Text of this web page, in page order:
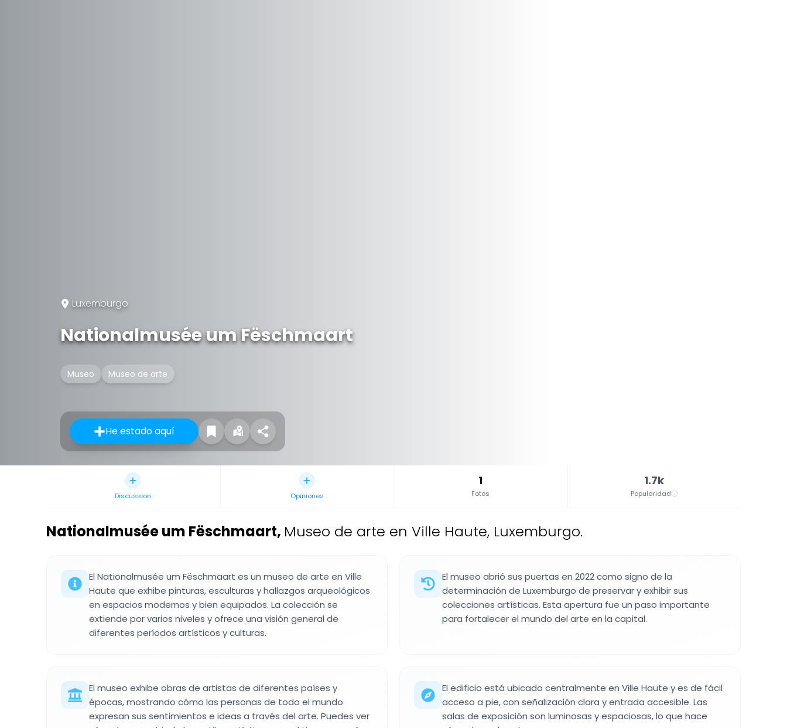
Luxemburgo
Nationalmusée um Fëschmaart
Museo Museo de arte
He estado aquí
Discussion Opiniones
1
Fotos
1.7k
Popularidad
Nationalmusée um Fëschmaart, Museo de arte en Ville Haute, Luxemburgo.
El Nationalmusée um Fëschmaart es un museo de arte en Ville
Haute que exhibe pinturas, esculturas y hallazgos arqueológicos
en espacios modernos y bien equipados. La colección se
extiende por varios niveles y ofrece una visión general de
diferentes períodos artísticos y culturas.
El museo abrió sus puertas en 2022 como signo de la
determinación de Luxemburgo de preservar y exhibir sus
colecciones artísticas. Esta apertura fue un paso importante
para fortalecer el mundo del arte en la capital.
El museo exhibe obras de artistas de diferentes países y
épocas, mostrando cómo las personas de todo el mundo
expresan sus sentimientos e ideas a través del arte. Puedes ver
El edificio está ubicado centralmente en Ville Haute y es de fácil
acceso a pie, con señalización clara y entrada accesible. Las
salas de exposición son luminosas y espaciosas, lo que hace